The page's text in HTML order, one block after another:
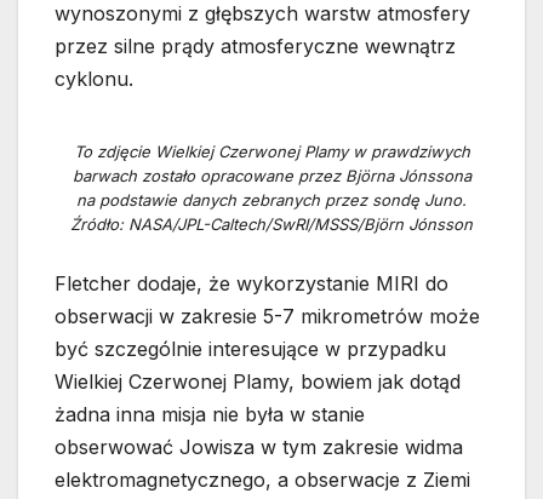
wynoszonymi z głębszych warstw atmosfery
przez silne prądy atmosferyczne wewnątrz
cyklonu.
To zdjęcie Wielkiej Czerwonej Plamy w prawdziwych
barwach zostało opracowane przez Björna Jónssona
na podstawie danych zebranych przez sondę Juno.
Źródło: NASA/JPL-Caltech/SwRI/MSSS/Björn Jónsson
Fletcher dodaje, że wykorzystanie MIRI do
obserwacji w zakresie 5-7 mikrometrów może
być szczególnie interesujące w przypadku
Wielkiej Czerwonej Plamy, bowiem jak dotąd
żadna inna misja nie była w stanie
obserwować Jowisza w tym zakresie widma
elektromagnetycznego, a obserwacje z Ziemi